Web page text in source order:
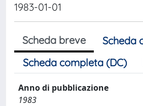
1983-01-01
Scheda breve
Scheda
Scheda completa (DC)
Anno di pubblicazione
1983